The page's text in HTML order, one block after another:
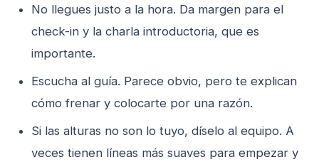
No llegues justo a la hora. Da margen para el
check-in y la charla introductoria, que es
importante.
Escucha al guía. Parece obvio, pero te explican
cómo frenar y colocarte por una razón.
Si las alturas no son lo tuyo, díselo al equipo. A
veces tienen líneas más suaves para empezar y